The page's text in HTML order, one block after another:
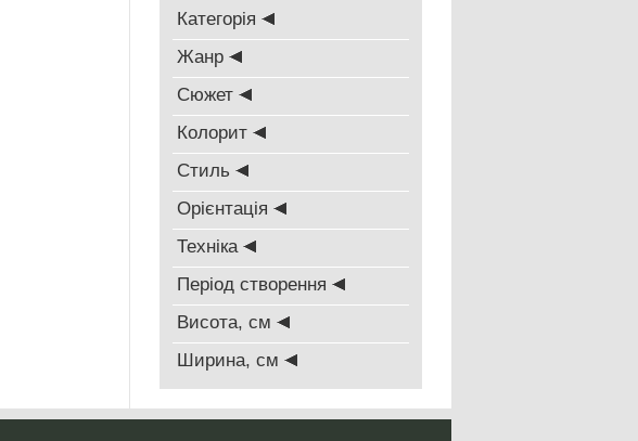
Категорія
Жанр
Сюжет
Колорит
Стиль
Oрієнтація
Техніка
Період створення
Висота, см
Ширина, см